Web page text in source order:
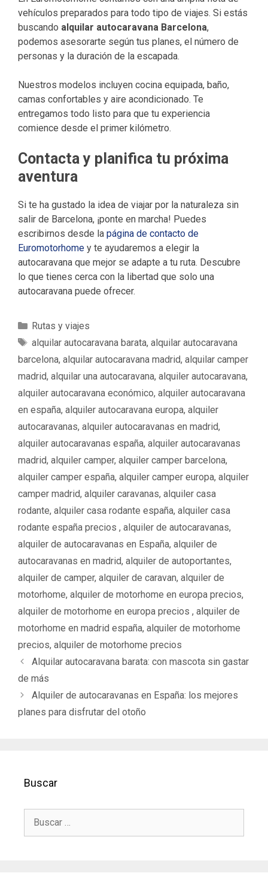
vehículos preparados para todo tipo de viajes. Si estás
buscando alquilar autocaravana Barcelona,
podemos asesorarte según tus planes, el número de
personas y la duración de la escapada.
Nuestros modelos incluyen cocina equipada, baño,
camas confortables y aire acondicionado. Te
entregamos todo listo para que tu experiencia
comience desde el primer kilómetro.
Contacta y planifica tu próxima
aventura
Si te ha gustado la idea de viajar por la naturaleza sin
salir de Barcelona, ¡ponte en marcha! Puedes
escribirnos desde la página de contacto de
Euromotorhome y te ayudaremos a elegir la
autocaravana que mejor se adapte a tu ruta. Descubre
lo que tienes cerca con la libertad que solo una
autocaravana puede ofrecer.
C
a
g
o
r
í
a
s
Rutas y viajes
E
t
u
e
t
a
s
alquilar autocaravana barata, alquilar autocaravana
barcelona, alquilar autocaravana madrid, alquilar camper
madrid, alquilar una autocaravana, alquiler autocaravana,
alquiler autocaravana económico, alquiler autocaravana
en españa, alquiler autocaravana europa, alquiler
autocaravanas, alquiler autocaravanas en madrid,
alquiler autocaravanas españa, alquiler autocaravanas
madrid, alquiler camper, alquiler camper barcelona,
alquiler camper españa, alquiler camper europa, alquiler
camper madrid, alquiler caravanas, alquiler casa
rodante, alquiler casa rodante españa, alquiler casa
rodante españa precios ‌‌ , alquiler de autocaravanas,
alquiler de autocaravanas en España, alquiler de
autocaravanas en madrid, alquiler de autoportantes,
alquiler de camper, alquiler de caravan, alquiler de
motorhome, alquiler de motorhome en europa precios,
alquiler de motorhome en europa precios ‌ , alquiler de
motorhome en madrid españa, alquiler de motorhome
precios, alquiler de motorhome precios ‌
N
a
g
Alquilar autocaravana barata: con mascota sin gastar
de más
Alquiler de autocaravanas en España: los mejores
planes para disfrutar del otoño
Buscar